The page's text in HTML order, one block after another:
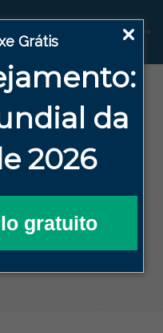
Grátis
da
2026
gratuito
EFICAZ
A GESTÃO DE